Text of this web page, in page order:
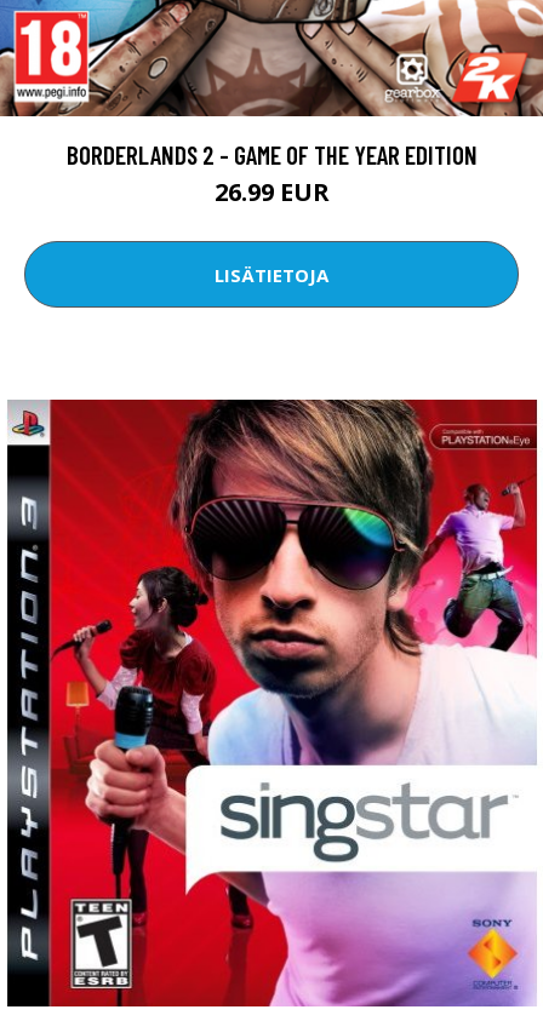
BORDERLANDS 2 - GAME OF THE YEAR EDITION
26.99 EUR
LISÄTIETOJA